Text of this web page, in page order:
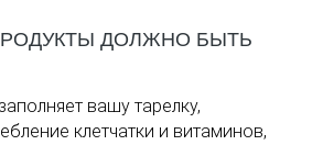
ДОЛЖНО БЫТЬ
вашу тарелку,
клетчатки и витаминов,